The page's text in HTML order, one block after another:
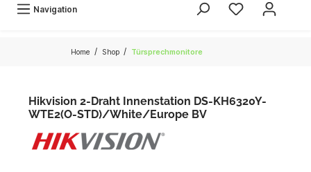
Navigation
Home / Shop / Türsprechmonitore
Hikvision 2-Draht Innenstation DS-KH6320Y-
WTE2(O-STD)/White/Europe BV